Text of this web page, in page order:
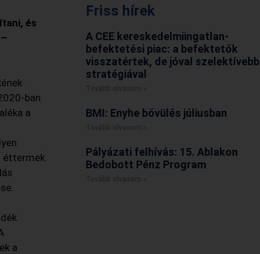
és
ban
a
éttermek
a
Friss hírek
A CEE kereskedelmiingatlan-
befektetési piac: a befektetők
visszatértek, de jóval szelektívebb
stratégiával
BMI: Enyhe bővülés júliusban
Pályázati felhívás: 15. Ablakon
Bedobott Pénz Program